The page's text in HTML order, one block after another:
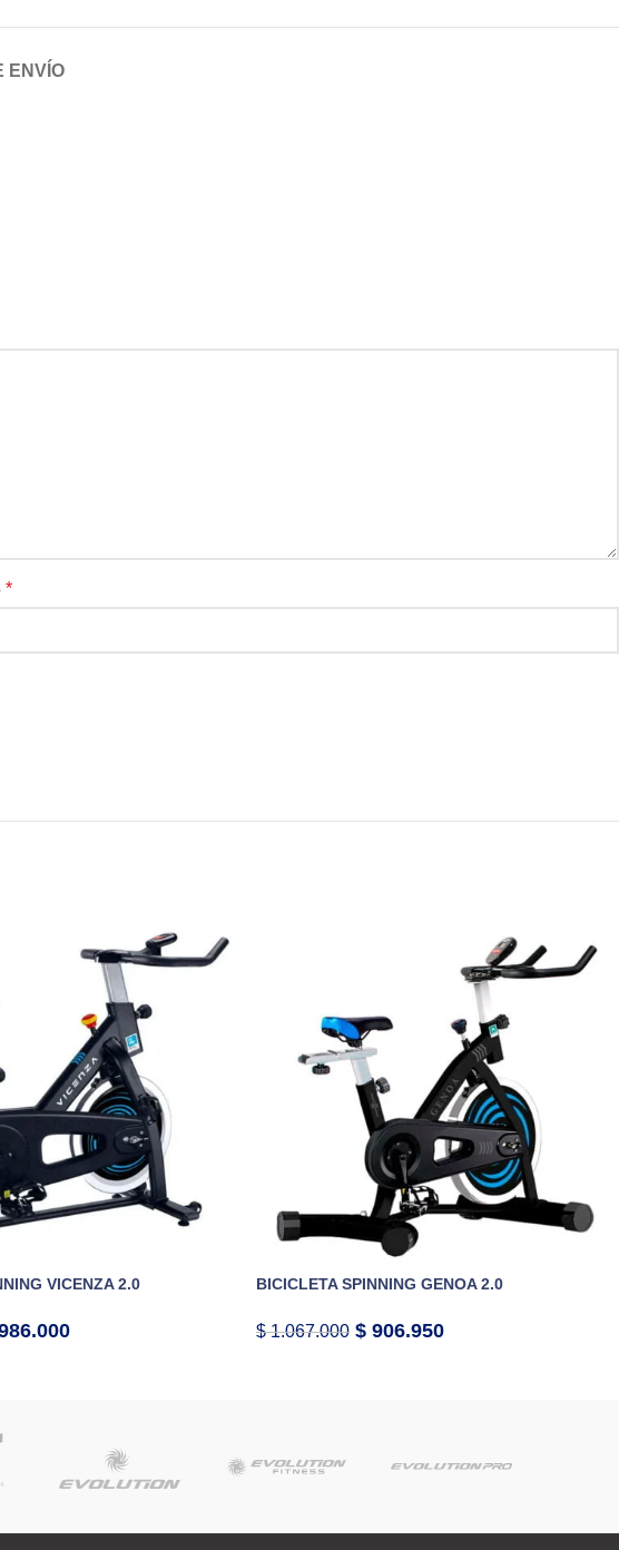
ENVÍO
*
VICENZA 2.0 BICICLETA SPINNING GENOA 2.0
$1.067.000 $ 906.950